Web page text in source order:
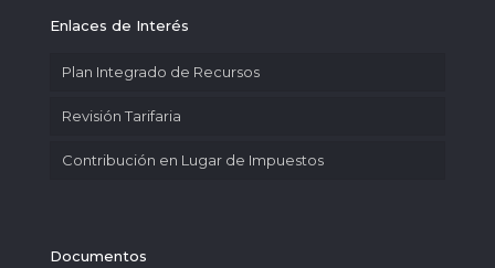
Enlaces de Interés
Plan Integrado de Recursos
Revisión Tarifaria
Contribución en Lugar de Impuestos
Documentos